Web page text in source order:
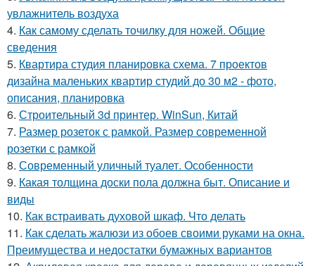
увлажнитель воздуха
4. Как самому сделать точилку для ножей. Общие
сведения
5. Квартира студия планировка схема. 7 проектов
дизайна маленьких квартир студий до 30 м2 - фото,
описания, планировка
6. Строительный 3d принтер. WinSun, Китай
7. Размер розеток с рамкой. Размер современной
розетки с рамкой
8. Современный уличный туалет. Особенности
9. Какая толщина доски пола должна быт. Описание и
виды
10. Как встраивать духовой шкаф. Что делать
11. Как сделать жалюзи из обоев своими руками на окна.
Преимущества и недостатки бумажных вариантов